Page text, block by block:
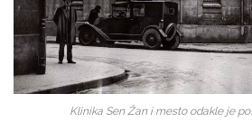
Klinika Sen Žan i mesto odakle je